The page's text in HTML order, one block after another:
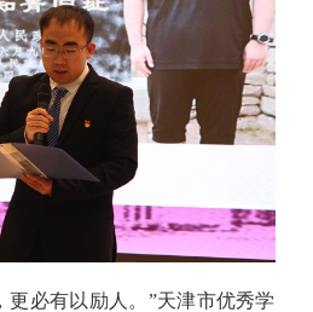
更必有以励人。”天津市优秀学